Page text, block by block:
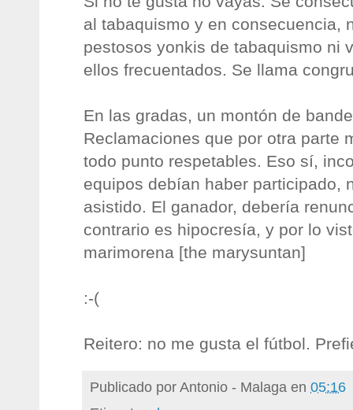
al tabaquismo y en consecuencia,
pestosos yonkis de tabaquismo ni
ellos frecuentados. Se llama
En las gradas, un montón de
Reclamaciones que por otra parte
todo punto respetables. Eso sí,
equipos debían haber participado,
asistido. El ganador, debería
contrario es hipocresía, y por lo
marimorena [the marysuntan]
:-(
Reitero: no me gusta el fútbol.
Publicado porAntonio - Malaga en 05:16